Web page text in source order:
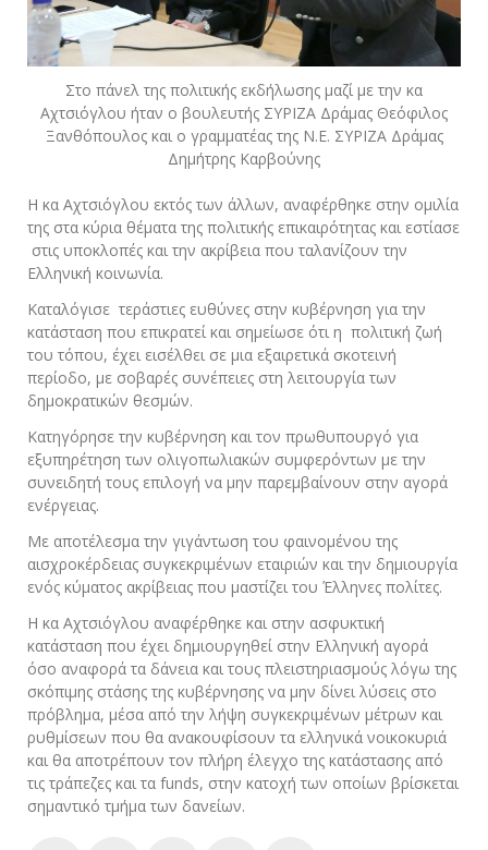
Στο πάνελ της πολιτικής εκδήλωσης μαζί με την κα
Αχτσιόγλου ήταν ο βουλευτής ΣΥΡΙΖΑ Δράμας Θεόφιλος
Ξανθόπουλος και ο γραμματέας της Ν.Ε. ΣΥΡΙΖΑ Δράμας
Δημήτρης Καρβούνης
Η κα Αχτσιόγλου εκτός των άλλων, αναφέρθηκε στην ομιλία
της στα κύρια θέματα της πολιτικής επικαιρότητας και εστίασε
στις υποκλοπές και την ακρίβεια που ταλανίζουν την
Ελληνική κοινωνία.
Καταλόγισε τεράστιες ευθύνες στην κυβέρνηση για την
κατάσταση που επικρατεί και σημείωσε ότι η πολιτική ζωή
του τόπου, έχει εισέλθει σε μια εξαιρετικά σκοτεινή
περίοδο, με σοβαρές συνέπειες στη λειτουργία των
δημοκρατικών θεσμών.
Κατηγόρησε την κυβέρνηση και τον πρωθυπουργό για
εξυπηρέτηση των ολιγοπωλιακών συμφερόντων με την
συνειδητή τους επιλογή να μην παρεμβαίνουν στην αγορά
ενέργειας.
Με αποτέλεσμα την γιγάντωση του φαινομένου της
αισχροκέρδειας συγκεκριμένων εταιριών και την δημιουργία
ενός κύματος ακρίβειας που μαστίζει του Έλληνες πολίτες.
Η κα Αχτσιόγλου αναφέρθηκε και στην ασφυκτική
κατάσταση που έχει δημιουργηθεί στην Ελληνική αγορά
όσο αναφορά τα δάνεια και τους πλειστηριασμούς λόγω της
σκόπιμης στάσης της κυβέρνησης να μην δίνει λύσεις στο
πρόβλημα, μέσα από την λήψη συγκεκριμένων μέτρων και
ρυθμίσεων που θα ανακουφίσουν τα ελληνικά νοικοκυριά
και θα αποτρέπουν τον πλήρη έλεγχο της κατάστασης από
τις τράπεζες και τα funds, στην κατοχή των οποίων βρίσκεται
σημαντικό τμήμα των δανείων.